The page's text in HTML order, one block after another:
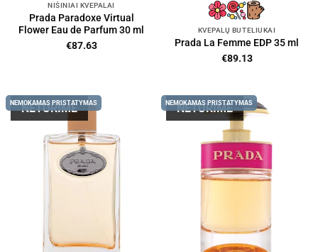
NIŠINIAI KVEPALAI
Prada Paradoxe Virtual
Flower Eau de Parfum 30 ml
€87.63
KVEPALŲ BUTELIUKAI
Prada La Femme EDP 35 ml
€89.13
NEMOKAMAS PRISTATYMAS
NETURIME NEMOKAMAS PRISTATYMAS
NETURIME